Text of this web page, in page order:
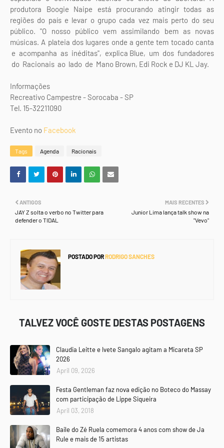
produtora Boogie Naipe está procurando atingir todas as
regiões do país e levar o grupo cada vez mais perto do seu
público. "O nosso público vem assimilando bem as novas
músicas. A plateia dos lugares onde a gente tem tocado canta
e acompanha as inéditas", explica Blue, um dos fundadores
do Racionais ao lado de Mano Brown, Edi Rock e DJ KL Jay.
Informações
Recreativo Campestre - Sorocaba - SP
Tel. 15-32211090
Evento no Facebook
Tags Agenda Racionais
MAIS RECENTES
Junior Lima lança talk show na
"Vevo"
ANTIGOS
JAY Z solta o verbo no Twitter para
defender o TIDAL
POSTADO PORRODRIGO SANCHES
TALVEZ VOCÊ GOSTE DESTAS POSTAGENS
Claudia Leitte e Ivete Sangalo agitam a Micareta SP
2026
April 09, 2026
Festa Gentleman faz nova edição no Boteco do Massay
com participação de Lippe Siqueira
April 03, 2018
Baile do Zé Ruela comemora 4 anos com show de Ja
Rule e mais de 15 artistas